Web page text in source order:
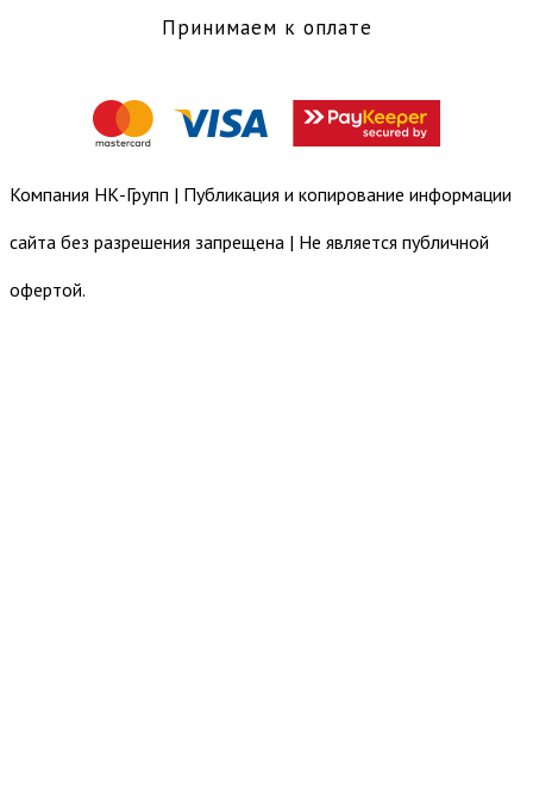
Принимаем к оплате
Компания НК-Групп | Публикация и копирование информации
сайта без разрешения запрещена | Не является публичной
офертой.